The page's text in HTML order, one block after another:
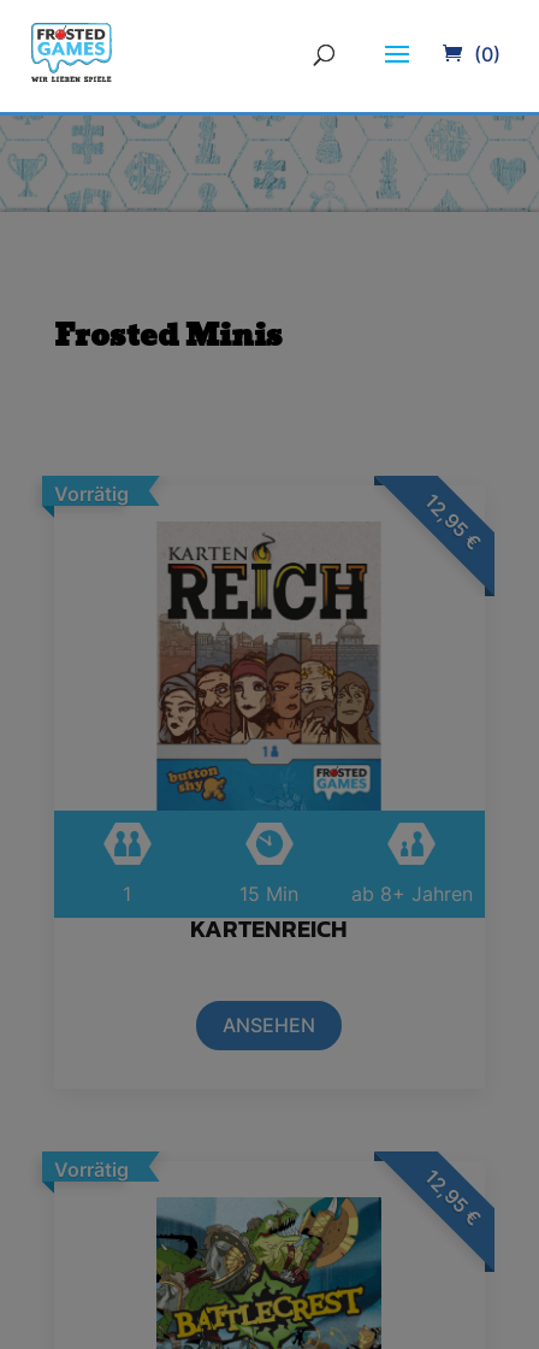
(0)
Frosted Minis
Vorrätig 12,95
€
1 15 Min ab 8+ Jahren
KARTENREICH
ANSEHEN
Vorrätig 12,95
€